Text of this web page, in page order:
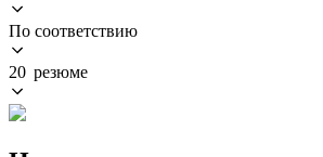
По соответствию
20 резюме